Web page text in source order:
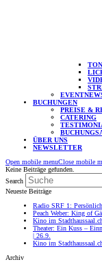
TON
BUCHUNGEN
PREISE &
CATERING
ÜBER UNS
NEWSLETTER
Open mobile menuClose mobile
Keine Beiträge gefunden.
Search
Neueste Beiträge
Radio SRF 1:
Peach Weber: King of
Kino im
Theater: Ein Kuss –
| 26.9.
Kino im
Archiv